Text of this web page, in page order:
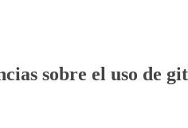
sobre el uso de git